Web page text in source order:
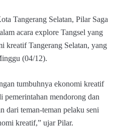
Tangerang Selatan, Pilar Saga
acara explore Tangsel yang
kreatif Tangerang Selatan, yang
(04/12).
tumbuhnya ekonomi kreatif
pemerintahan mendorong dan
dari teman-teman pelaku seni
kreatif,” ujar Pilar.